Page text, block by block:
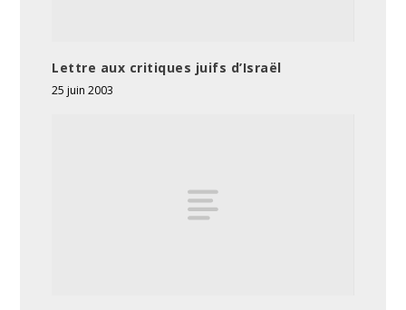
Lettre aux critiques juifs d’Israël
25 juin 2003